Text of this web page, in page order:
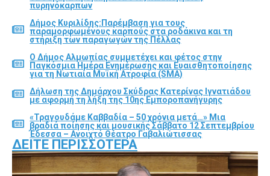
πυρηνόκαρπων
Δήμος Κυριλίδης:Παρέμβαση για τους
παραμορφωμένους καρπούς στα ροδάκινα και τη
στήριξη των παραγωγών της Πέλλας
Ο Δήμος Αλμωπίας συμμετέχει και φέτος στην
Παγκόσμια Ημέρα Ενημέρωσης και Ευαισθητοποίησης
για τη Νωτιαία Μυϊκή Ατροφία (SMA)
Δήλωση της Δημάρχου Σκύδρας Κατερίνας Ιγνατιάδου
με αφορμή τη λήξη της 10ης Εμποροπανήγυρης
«Τραγουδάμε Καββαδία – 50 χρόνια μετά…» Μια
βραδιά ποίησης και μουσικής Σάββατο 12 Σεπτεμβρίου
Έδεσσα – Ανοιχτό Θέατρο Γαβαλιώτισσας
ΔΕΊΤΕ ΠΕΡΙΣΣΌΤΕΡΑ